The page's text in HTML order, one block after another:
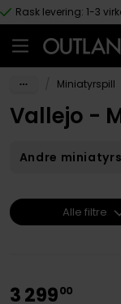
Hopp til
Rask levering: 1-3
Miniatyrspill
Vallejo -
Andre
329900
Alle filtre